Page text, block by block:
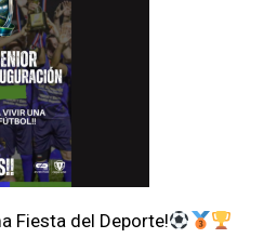
Fiesta del Deporte!